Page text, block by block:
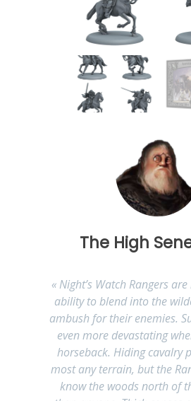
The High
« Night’s Watch Rangers
ability to blend into the
ambush for their enemies.
even more devastating
horseback. Hiding cavalry
most any terrain, but the
know the woods north of